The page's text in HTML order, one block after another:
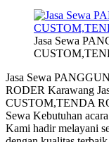
Jasa Sewa
Jasa Sewa
RODER Karawang
CUSTOM,TENDA
Sewa Kebutuhan
Kami hadir melayani